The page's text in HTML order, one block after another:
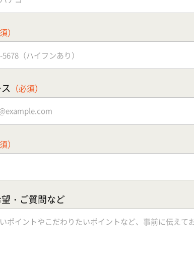
）
（必須）
）
・ご質問など